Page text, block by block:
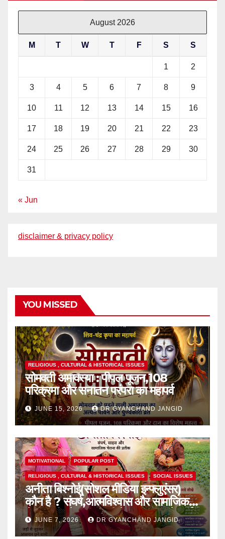
August 2026
M T W T F S S
1 2
3 4 5 6 7 8 9
10 11 12 13 14 15 16
17 18 19 20 21 22 23
24 25 26 27 28 29 30
31
« Jun
disclaimer & privacy policy
YOU MISSED
RELIGIOUS , CULTURAL & HISTORICAL ISSUES
सोमवती अमावस्या : पीपल पूजन,108
परिक्रमा और सनातन परंपरा का महापर्व
JUNE 15, 2026 DR GYANCHAND JANGID
MOTIVATIONAL POPULAR POST
RELIGIOUS , CULTURAL & HISTORICAL ISSUES SOCIAL ISSUES
अनीता बिश्नोई(सोशल मीडिया इन्फ्लुएंसर)
कौन है ? संघर्ष,आत्मविश्वास और सामाजिक
चेतना की प्रेरक,हाल ही में एक घटना से आई
चर्चा में,
JUNE 7, 2026 DR GYANCHAND JANGID